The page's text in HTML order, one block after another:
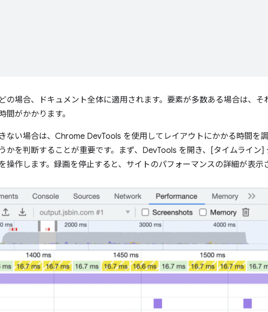
の場合、ドキュメント全体に適用されます。要素が多数ある場合は、そ
間がかかります。
ない場合は、Chrome DevTools を使用してレイアウトにかかる時間を
かを判断することが重要です。まず、DevTools を開き、[タイムライン]
操作します。録画を停止すると、サイトのパフォーマンスの詳細が表示